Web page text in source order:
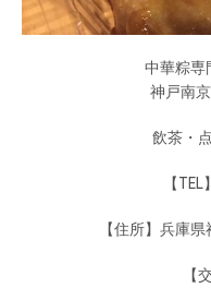
中華粽専
神戸南
飲茶・
【
【住所】兵庫
【